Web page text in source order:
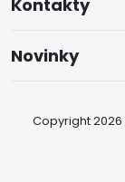
Kontakty
Novinky
Copyright 2026